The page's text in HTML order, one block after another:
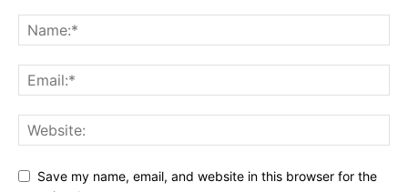
Save my name, email, and website in this browser for the